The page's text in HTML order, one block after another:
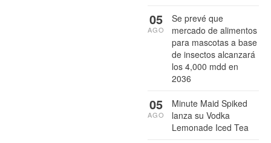
Se prevé que
mercado de alimentos
para mascotas a base
de insectos alcanzará
los 4,000 mdd en
2036
05
AGO
Minute Maid Spiked
lanza su Vodka
Lemonade Iced Tea
05
AGO